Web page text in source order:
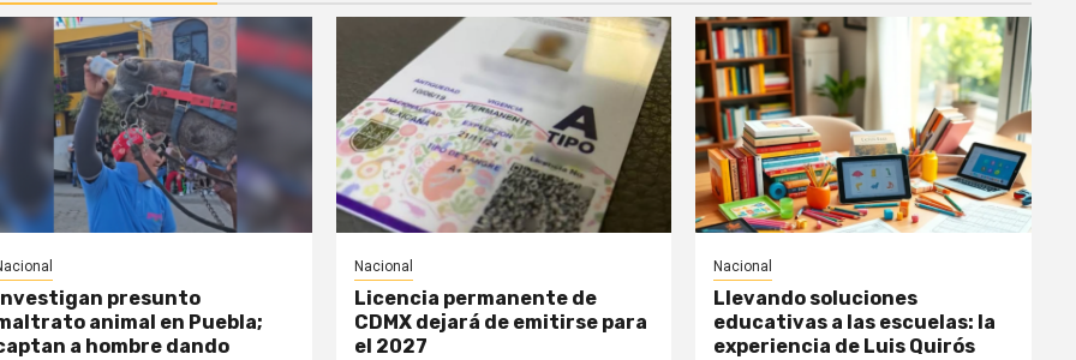
presunto
animal en Puebla;
a hombre dando
Nacional
Licencia permanente de
CDMX dejará de emitirse para
el 2027
Nacional
Llevando soluciones
educativas a las escuelas: la
experiencia de Luis Quirós